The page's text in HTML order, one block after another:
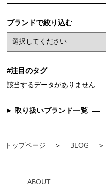
トップページ BLOG
ブランドで絞り込む
#注目のタグ
該当するデータがありません
取り扱いブランド一覧
ABOUT